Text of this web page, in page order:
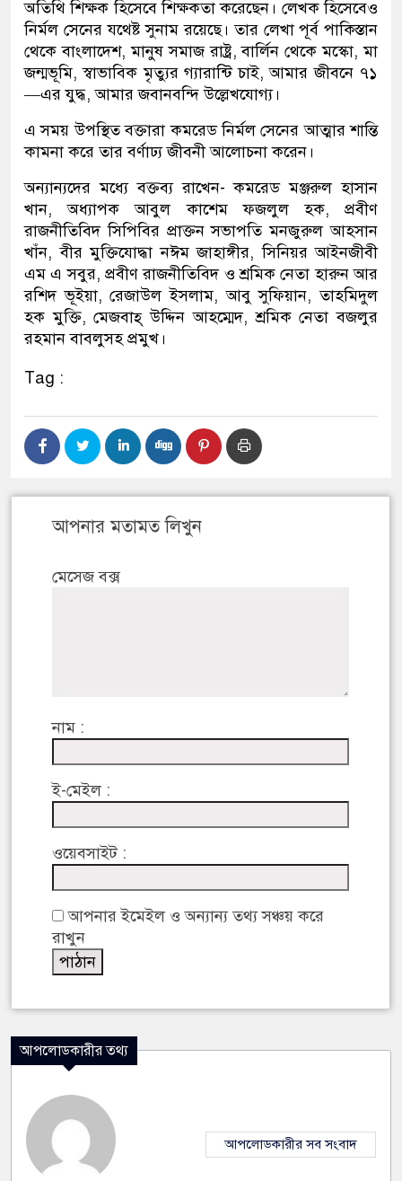
অতিথি শিক্ষক হিসেবে শিক্ষকতা করেছেন। লেখক হিসেবেও
নির্মল সেনের যথেষ্ট সুনাম রয়েছে। তার লেখা পূর্ব পাকিস্তান
থেকে বাংলাদেশ, মানুষ সমাজ রাষ্ট্র, বার্লিন থেকে মস্কো, মা
জন্মভূমি, স্বাভাবিক মৃত্যুর গ্যারান্টি চাই, আমার জীবনে ৭১
—এর যুদ্ধ, আমার জবানবন্দি উল্লেখযোগ্য।
এ সময় উপস্থিত বক্তারা কমরেড নির্মল সেনের আত্মার শান্তি
কামনা করে তার বর্ণাঢ্য জীবনী আলোচনা করেন।
অন্যান্যদের মধ্যে বক্তব্য রাখেন- কমরেড মঞ্জরুল হাসান
খান, অধ্যাপক আবুল কাশেম ফজলুল হক, প্রবীণ
রাজনীতিবিদ সিপিবির প্রাক্তন সভাপতি মনজুরুল আহসান
খাঁন, বীর মুক্তিযোদ্ধা নঈম জাহাঙ্গীর, সিনিয়র আইনজীবী
এম এ সবুর, প্রবীণ রাজনীতিবিদ ও শ্রমিক নেতা হারুন আর
রশিদ ভূইয়া, রেজাউল ইসলাম, আবু সুফিয়ান, তাহমিদুল
হক মুক্তি, মেজবাহ্ উদ্দিন আহম্মেদ, শ্রমিক নেতা বজলুর
রহমান বাবলুসহ প্রমুখ।
Tag :
আপনার মতামত লিখুন
মেসেজ বক্স
নাম :
ই-মেইল :
ওয়েবসাইট :
আপনার ইমেইল ও অন্যান্য তথ্য সঞ্চয় করে
রাখুন
আপলোডকারীর তথ্য
আপলোডকারীর সব সংবাদ